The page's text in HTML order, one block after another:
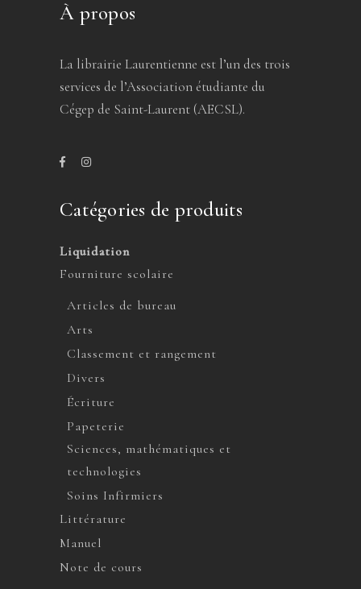
À propos
La librairie Laurentienne est l’un des trois
services de l’Association étudiante du
Cégep de Saint-Laurent (AECSL).
Catégories de produits
Liquidation
Fourniture scolaire
Articles de bureau
Arts
Classement et rangement
Divers
Écriture
Papeterie
Sciences, mathématiques et
technologies
Soins Infirmiers
Littérature
Manuel
Note de cours